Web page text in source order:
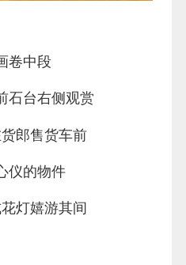
卷中段
石台右侧观赏
郎售货车前
仪的物件
灯嬉游其间